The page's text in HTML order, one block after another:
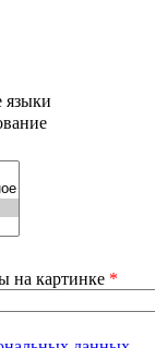
языки
на картинке *